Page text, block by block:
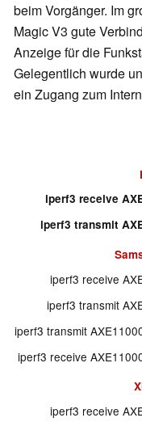
beim Vorgänger. Im
Magic V3 gute
Anzeige für die
Gelegentlich wurde
ein Zugang zum
iperf3 receive
iperf3 transmit
iperf3 receive
iperf3 transmit
iperf3 transmit
iperf3 receive
iperf3 receive